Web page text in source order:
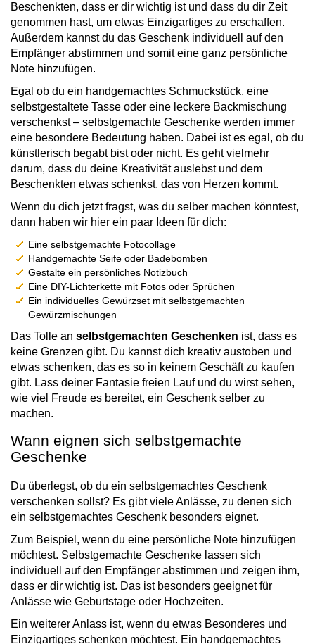
Beschenkten, dass er dir wichtig ist und dass du dir Zeit
genommen hast, um etwas Einzigartiges zu erschaffen.
Außerdem kannst du das Geschenk individuell auf den
Empfänger abstimmen und somit eine ganz persönliche
Note hinzufügen.
Egal ob du ein handgemachtes Schmuckstück, eine
selbstgestaltete Tasse oder eine leckere Backmischung
verschenkst – selbstgemachte Geschenke werden immer
eine besondere Bedeutung haben. Dabei ist es egal, ob du
künstlerisch begabt bist oder nicht. Es geht vielmehr
darum, dass du deine Kreativität auslebst und dem
Beschenkten etwas schenkst, das von Herzen kommt.
Wenn du dich jetzt fragst, was du selber machen könntest,
dann haben wir hier ein paar Ideen für dich:
Eine selbstgemachte Fotocollage
Handgemachte Seife oder Badebomben
Gestalte ein persönliches Notizbuch
Eine DIY-Lichterkette mit Fotos oder Sprüchen
Ein individuelles Gewürzset mit selbstgemachten
Gewürzmischungen
Das Tolle an selbstgemachten Geschenken ist, dass es
keine Grenzen gibt. Du kannst dich kreativ austoben und
etwas schenken, das es so in keinem Geschäft zu kaufen
gibt. Lass deiner Fantasie freien Lauf und du wirst sehen,
wie viel Freude es bereitet, ein Geschenk selber zu
machen.
Wann eignen sich selbstgemachte
Geschenke
Du überlegst, ob du ein selbstgemachtes Geschenk
verschenken sollst? Es gibt viele Anlässe, zu denen sich
ein selbstgemachtes Geschenk besonders eignet.
Zum Beispiel, wenn du eine persönliche Note hinzufügen
möchtest. Selbstgemachte Geschenke lassen sich
individuell auf den Empfänger abstimmen und zeigen ihm,
dass er dir wichtig ist. Das ist besonders geeignet für
Anlässe wie Geburtstage oder Hochzeiten.
Ein weiterer Anlass ist, wenn du etwas Besonderes und
Einzigartiges schenken möchtest. Ein handgemachtes